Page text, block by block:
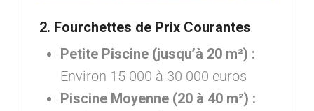
2. Fourchettes de Prix Courantes
Petite Piscine (jusqu’à 20 m²) :
Environ 15 000 à 30 000 euros
Piscine Moyenne (20 à 40 m²) :